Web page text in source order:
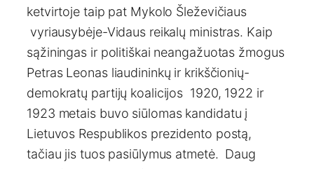
ketvirtoje taip pat Mykolo Šleževičiaus
vyriausybėje-Vidaus reikalų ministras. Kaip
sąžiningas ir politiškai neangažuotas žmogus
Petras Leonas liaudininkų ir krikščionių-
demokratų partijų koalicijos 1920, 1922 ir
1923 metais buvo siūlomas kandidatu į
Lietuvos Respublikos prezidento postą,
tačiau jis tuos pasiūlymus atmetė. Daug